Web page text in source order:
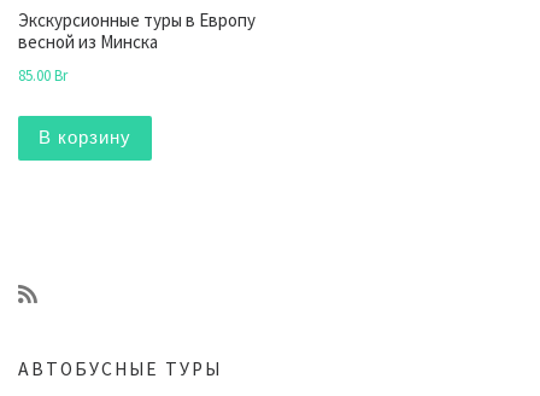
Экскурсионные туры в Европу
весной из Минска
85.00Br
В корзину
АВТОБУСНЫЕ ТУРЫ